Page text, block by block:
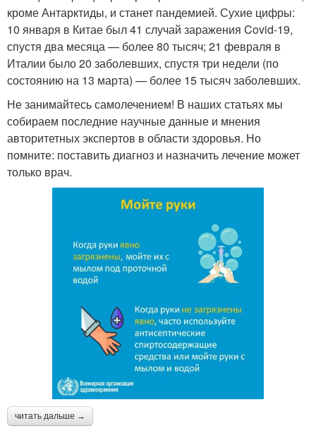
кроме Антарктиды, и станет пандемией. Сухие цифры:
10 января в Китае был 41 случай заражения Covid-19,
спустя два месяца — более 80 тысяч; 21 февраля в
Италии было 20 заболевших, спустя три недели (по
состоянию на 13 марта) — более 15 тысяч заболевших.
Не занимайтесь самолечением! В наших статьях мы
собираем последние научные данные и мнения
авторитетных экспертов в области здоровья. Но
помните: поставить диагноз и назначить лечение может
только врач.
читать дальше →